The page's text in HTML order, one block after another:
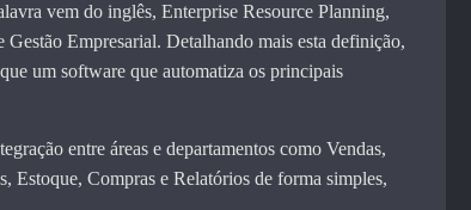
vem do inglês, Enterprise Resource Planning,
Gestão Empresarial. Detalhando mais esta definição,
um software que automatiza os principais
entre áreas e departamentos como Vendas,
Estoque, Compras e Relatórios de forma simples,